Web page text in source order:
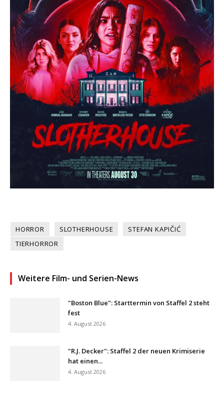
HORROR SLOTHERHOUSE
STEFAN KAPIČIĆ
TIERHORROR
Weitere Film- und Serien-News
"Boston Blue": Starttermin von Staffel 2 steht
fest
4. August 2026
"R.J. Decker": Staffel 2 der neuen Krimiserie
hat einen...
4. August 2026